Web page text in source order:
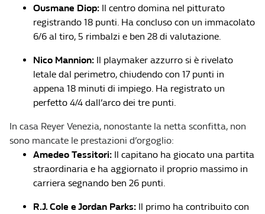
Ousmane Diop: Il centro domina nel pitturato
registrando 18 punti. Ha concluso con un immacolato
6/6 al tiro, 5 rimbalzi e ben 28 di valutazione.
Nico Mannion: Il playmaker azzurro si è rivelato
letale dal perimetro, chiudendo con 17 punti in
appena 18 minuti di impiego. Ha registrato un
perfetto 4/4 dall’arco dei tre punti.
In casa Reyer Venezia, nonostante la netta sconfitta, non
sono mancate le prestazioni d’orgoglio:
Amedeo Tessitori: Il capitano ha giocato una partita
straordinaria e ha aggiornato il proprio massimo in
carriera segnando ben 26 punti.
R.J. Cole e Jordan Parks: Il primo ha contribuito con